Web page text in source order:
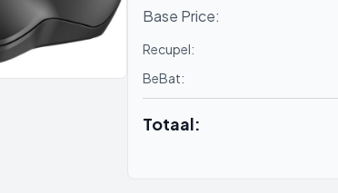
Base Price:
Recupel:
BeBat:
Totaal: